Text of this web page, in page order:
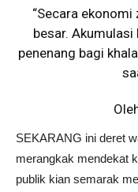
“Secara
besar.
penenang bagi
SEKARANG ini deret
merangkak mendekat
publik kian semarak